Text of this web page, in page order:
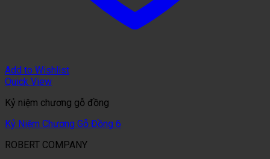
Add to Wishlist
Quick View
Kỷ niệm chương gỗ đồng
Kỷ Niệm Chương Gỗ Đồng 6
ROBERT COMPANY